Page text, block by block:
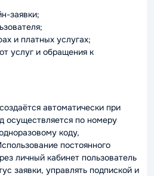
заявки;
и платных услугах;
услуг и обращения к
автоматически при
осуществляется по номеру
коду,
постоянного
личный кабинет пользователь
заявки, управлять подпиской и